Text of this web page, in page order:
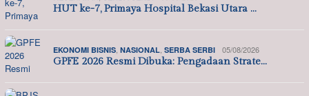
HUT ke-7, Primaya Hospital Bekasi Utara …
EKONOMI BISNIS NASIONAL SERBA SERBI 05/08/2026
GPFE 2026 Resmi Dibuka: Pengadaan Strate…